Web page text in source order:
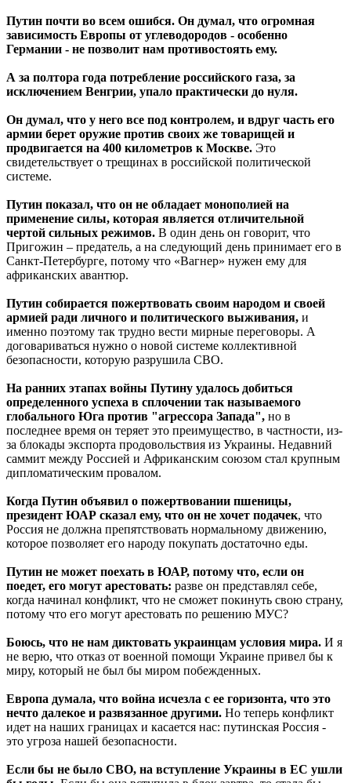
Путин почти во всем ошибся. Он думал, что огромная
зависимость Европы от углеводородов - особенно
Германии - не позволит нам противостоять ему.
А за полтора года потребление российского газа, за
исключением Венгрии, упало практически до нуля.
Он думал, что у него все под контролем, и вдруг часть его
армии берет оружие против своих же товарищей и
продвигается на 400 километров к Москве. Это
свидетельствует о трещинах в российской политической
системе.
Путин показал, что он не обладает монополией на
применение силы, которая является отличительной
чертой сильных режимов. В один день он говорит, что
Пригожин – предатель, а на следующий день принимает его в
Санкт-Петербурге, потому что «Вагнер» нужен ему для
африканских авантюр.
Путин собирается пожертвовать своим народом и своей
армией ради личного и политического выживания, и
именно поэтому так трудно вести мирные переговоры. А
договариваться нужно о новой системе коллективной
безопасности, которую разрушила СВО.
На ранних этапах войны Путину удалось добиться
определенного успеха в сплочении так называемого
глобального Юга против "агрессора Запада", но в
последнее время он теряет это преимущество, в частности, из-
за блокады экспорта продовольствия из Украины. Недавний
саммит между Россией и Африканским союзом стал крупным
дипломатическим провалом.
Когда Путин объявил о пожертвовании пшеницы,
президент ЮАР сказал ему, что он не хочет подачек, что
Россия не должна препятствовать нормальному движению,
которое позволяет его народу покупать достаточно еды.
Путин не может поехать в ЮАР, потому что, если он
поедет, его могут арестовать: разве он представлял себе,
когда начинал конфликт, что не сможет покинуть свою страну,
потому что его могут арестовать по решению МУС?
Боюсь, что не нам диктовать украинцам условия мира. И я
не верю, что отказ от военной помощи Украине привел бы к
миру, который не был бы миром побежденных.
Европа думала, что война исчезла с ее горизонта, что это
нечто далекое и развязанное другими. Но теперь конфликт
идет на наших границах и касается нас: путинская Россия -
это угроза нашей безопасности.
Если бы не было СВО, на вступление Украины в ЕС ушли